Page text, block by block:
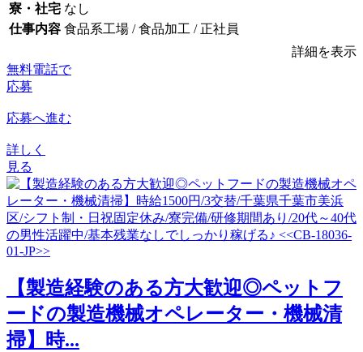
寮・社宅 なし
仕事内容 食品系工場 / 食品加工 / 正社員
詳細を表示
無料電話で
応募
応募へ進む
詳しく
見る
【製造経験のある方大歓迎◎ペットフ
ードの製造機械オペレーター・機械清
掃】時...